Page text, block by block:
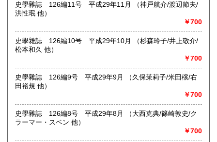
史學雜誌 126編11号 平成29年11月 （神戸航介/渡辺節夫/
洪性珉 他）
￥700
史學雜誌 126編10号 平成29年10月 （杉森玲子/井上敬介/
松本和久 他）
￥700
史學雜誌 126編9号 平成29年9月 （久保茉莉子/米田穣/右
田裕規 他）
￥700
史學雜誌 126編8号 平成29年8月 （大西克典/篠崎敦史/ク
ラーマー・スベン 他）
￥700